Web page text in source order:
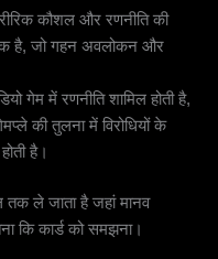
कौशल और रणनीति की
है, जो गहन अवलोकन और
गेम में रणनीति शामिल होती है,
की तुलना में विरोधियों के
है।
ले जाता है जहां मानव
कि कार्ड को समझना।